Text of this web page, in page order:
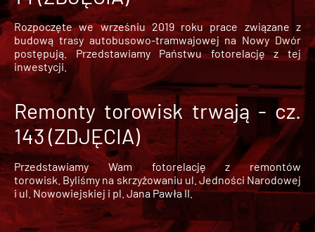
Rozpoczęte we wrześniu 2019 roku prace związane z
budową trasy autobusowo-tramwajowej na Nowy Dwór
postępują. Przedstawiamy Państwu fotorelację z tej
inwestycji.
Remonty torowisk trwają - cz.
143 (ZDJĘCIA)
Przedstawiamy Wam fotorelację z remontów
torowisk. Byliśmy na skrzyżowaniu ul. Jedności Narodowej
i ul. Nowowiejskiej i pl. Jana Pawła II.